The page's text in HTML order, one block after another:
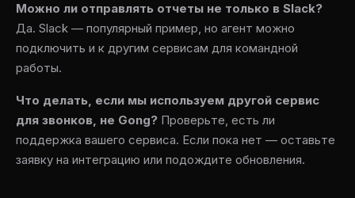
Можно ли отправлять отчеты не только в Slack?
Да. Slack — популярный пример, но агент можно
подключить и к другим сервисам для командной
работы.
Что делать, если мы используем другой сервис
для звонков, не Gong? Проверьте, есть ли
поддержка вашего сервиса. Если пока нет — оставьте
заявку на интеграцию или подождите обновления.